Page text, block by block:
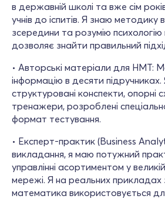
в державній школі та вже сім
учнів до іспитів. Я знаю методику
зсередини та розумію
дозволяє знайти правильний
• Авторські матеріали для НМТ:
інформацію в десяти
структуровані конспекти, опорні
тренажери, розроблені
формат тестування.
• Експерт-практик (Business
викладання, я маю потужний
управлінні асортиментом у
мережі. Я на реальних прикладах
математика використовується